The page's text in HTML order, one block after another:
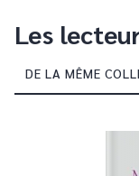
Les
DE LA MÊME